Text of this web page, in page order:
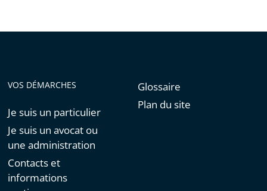
VOS DÉMARCHES
Je suis un particulier
Je suis un avocat ou
une administration
Contacts et
informations
Glossaire
Plan du site